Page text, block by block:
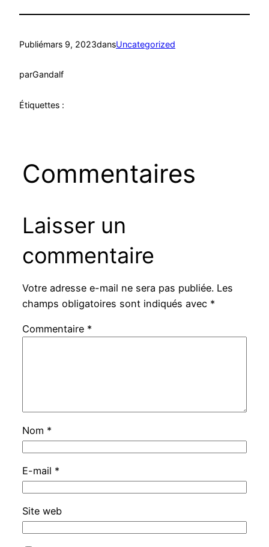
Publiémars 9, 2023dansUncategorized
parGandalf
Étiquettes :
Commentaires
Laisser un
commentaire
Votre adresse e-mail ne sera pas publiée. Les
champs obligatoires sont indiqués avec *
Commentaire *
Nom *
E-mail *
Site web